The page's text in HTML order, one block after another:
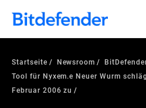
Startseite Newsroom
Tool für Nyxem.e Neuer Wurm
Februar 2006 zu